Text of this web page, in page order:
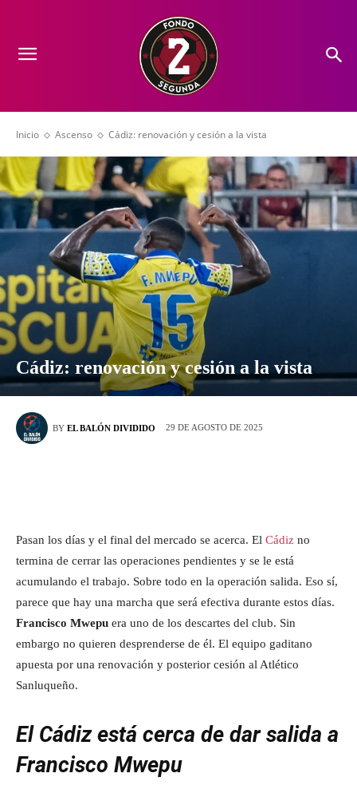
Inicio Ascenso Cádiz: renovación y cesión a la vista
Cádiz: renovación y cesión a la vista
BY EL BALÓN DIVIDIDO 29 DE AGOSTO DE 2025
Pasan los días y el final del mercado se acerca. El Cádiz no
termina de cerrar las operaciones pendientes y se le está
acumulando el trabajo. Sobre todo en la operación salida. Eso sí,
parece que hay una marcha que será efectiva durante estos días.
Francisco Mwepu era uno de los descartes del club. Sin
embargo no quieren desprenderse de él. El equipo gaditano
apuesta por una renovación y posterior cesión al Atlético
Sanluqueño.
El Cádiz está cerca de dar salida a
Francisco Mwepu